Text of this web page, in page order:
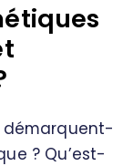
démarquent-
? Qu’est-